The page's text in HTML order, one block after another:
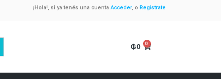
¡Hola!, si ya tenés una cuenta Acceder, o Registrate
₲0 0